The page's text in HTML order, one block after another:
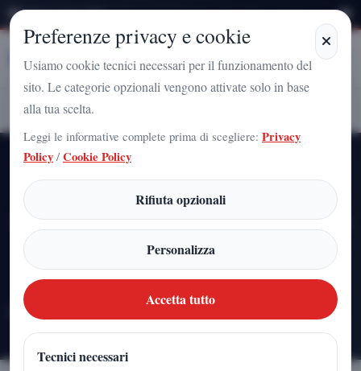
Sabato 8 Agosto 2026
StampaCampania
Home Articoli
Archivio firma
Giovan Battista Gadola
Tutti gli articoli pubblicati con questa firma, ordinati dal piu
recente.
articoli pubblicati
Preferenze privacy e cookie
Usiamo cookie tecnici necessari per il funzionamento del
sito. Le categorie opzionali vengono attivate solo in base
alla tua scelta.
Leggi le informative complete prima di scegliere: Privacy
Policy / Cookie Policy
Rifiuta opzionali
Personalizza
Accetta tutto
Tecnici necessari